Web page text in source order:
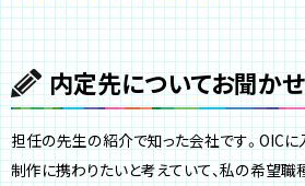
内定先についてお聞か
担任の先生の紹介で知った会社です。OICに
制作に携わりたいと考えていて、私の希望職